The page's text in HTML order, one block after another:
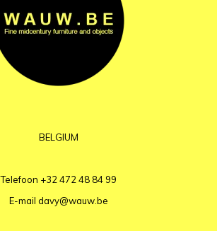
BELGIUM
Telefoon +32 472 48 84 99
E-mail davy@wauw.be